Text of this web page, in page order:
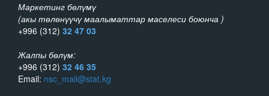
Маркетинг бөлүмү
(акы төлөнүүчү маалыматтар маселеси боюнча )
+996 (312) 32 47 03
Жалпы бөлүм:
+996 (312) 32 46 35
Email: nsc_mail@stat.kg